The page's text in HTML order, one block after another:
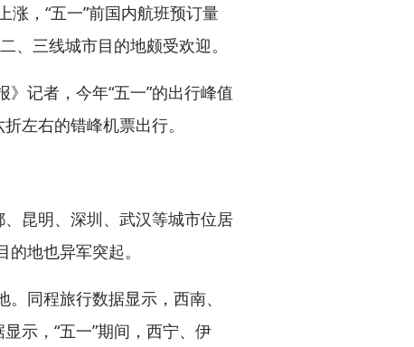
，“五一”前国内航班预订量
三线城市目的地颇受欢迎。
记者，今年“五一”的出行峰值
左右的错峰机票出行。
昆明、深圳、武汉等城市位居
地也异军突起。
同程旅行数据显示，西南、
示，“五一”期间，西宁、伊